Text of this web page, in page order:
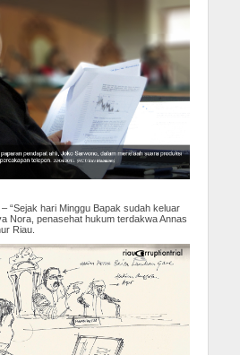
“Sejak hari Minggu Bapak sudah keluar
Nora, penasehat hukum terdakwa Annas
Riau.